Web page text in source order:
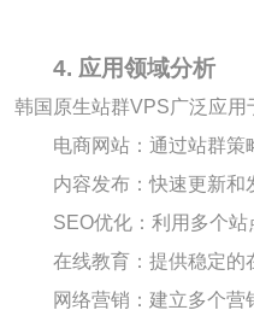
4. 应用领域分析
韩国原生站群VPS广泛应用
电商网站：通过站群策
内容发布：快速更新和
SEO优化：利用多个站
在线教育：提供稳定的
网络营销：建立多个营